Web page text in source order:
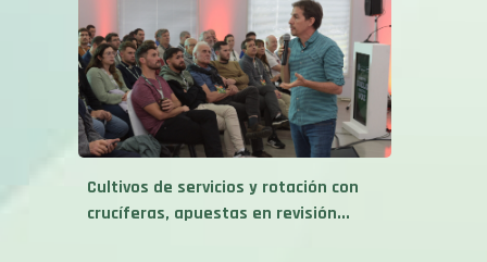
Cultivos de servicios y rotación con
crucíferas, apuestas en revisión...